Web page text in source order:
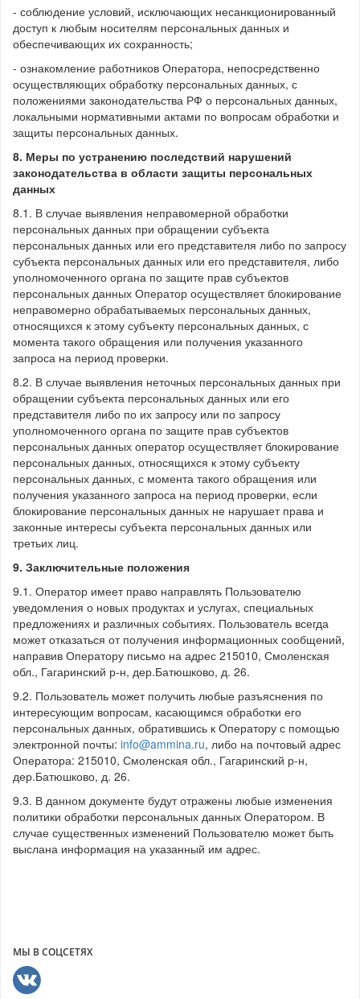
- соблюдение условий, исключающих несанкционированный
доступ к любым носителям персональных данных и
обеспечивающих их сохранность;
- ознакомление работников Оператора, непосредственно
осуществляющих обработку персональных данных, с
положениями законодательства РФ о персональных данных,
локальными нормативными актами по вопросам обработки и
защиты персональных данных.
8. Меры по устранению последствий нарушений
законодательства в области защиты персональных
данных
8.1. В случае выявления неправомерной обработки
персональных данных при обращении субъекта
персональных данных или его представителя либо по запросу
субъекта персональных данных или его представителя, либо
уполномоченного органа по защите прав субъектов
персональных данных Оператор осуществляет блокирование
неправомерно обрабатываемых персональных данных,
относящихся к этому субъекту персональных данных, с
момента такого обращения или получения указанного
запроса на период проверки.
8.2. В случае выявления неточных персональных данных при
обращении субъекта персональных данных или его
представителя либо по их запросу или по запросу
уполномоченного органа по защите прав субъектов
персональных данных оператор осуществляет блокирование
персональных данных, относящихся к этому субъекту
персональных данных, с момента такого обращения или
получения указанного запроса на период проверки, если
блокирование персональных данных не нарушает права и
законные интересы субъекта персональных данных или
третьих лиц.
9. Заключительные положения
9.1. Оператор имеет право направлять Пользователю
уведомления о новых продуктах и услугах, специальных
предложениях и различных событиях. Пользователь всегда
может отказаться от получения информационных сообщений,
направив Оператору письмо на адрес 215010, Смоленская
обл., Гагаринский р-н, дер.Батюшково, д. 26.
9.2. Пользователь может получить любые разъяснения по
интересующим вопросам, касающимся обработки его
персональных данных, обратившись к Оператору с помощью
электронной почты: info@ammina.ru, либо на почтовый адрес
Оператора: 215010, Смоленская обл., Гагаринский р-н,
дер.Батюшково, д. 26.
9.3. В данном документе будут отражены любые изменения
политики обработки персональных данных Оператором. В
случае существенных изменений Пользователю может быть
выслана информация на указанный им адрес.
МЫ В СОЦСЕТЯХ